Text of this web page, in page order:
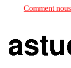
Comment